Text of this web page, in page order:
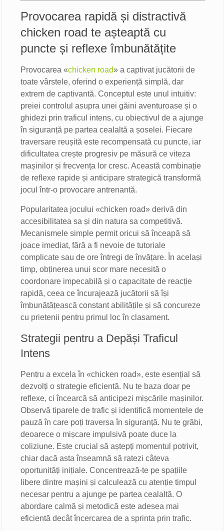
Provocarea rapidă și distractivă
chicken road te așteaptă cu
puncte și reflexe îmbunătățite
Provocarea «chicken road» a captivat jucătorii de
toate vârstele, oferind o experiență simplă, dar
extrem de captivantă. Conceptul este unul intuitiv:
preiei controlul asupra unei găini aventuroase și o
ghidezi prin traficul intens, cu obiectivul de a ajunge
în siguranță pe partea cealaltă a șoselei. Fiecare
traversare reușită este recompensată cu puncte, iar
dificultatea crește progresiv pe măsură ce viteza
mașinilor și frecvența lor cresc. Această combinație
de reflexe rapide și anticipare strategică transformă
jocul într-o provocare antrenantă.
Popularitatea jocului «chicken road» derivă din
accesibilitatea sa și din natura sa competitivă.
Mecanismele simple permit oricui să înceapă să
joace imediat, fără a fi nevoie de tutoriale
complicate sau de ore întregi de învățare. În același
timp, obținerea unui scor mare necesită o
coordonare impecabilă și o capacitate de reacție
rapidă, ceea ce încurajează jucătorii să își
îmbunătățească constant abilitățile și să concureze
cu prietenii pentru primul loc în clasament.
Strategii pentru a Depăși Traficul
Intens
Pentru a excela în «chicken road», este esențial să
dezvolți o strategie eficientă. Nu te baza doar pe
reflexe, ci încearcă să anticipezi mișcările mașinilor.
Observă tiparele de trafic și identifică momentele de
pauză în care poți traversa în siguranță. Nu te grăbi,
deoarece o mișcare impulsivă poate duce la
coliziune. Este crucial să aștepți momentul potrivit,
chiar dacă asta înseamnă să ratezi câteva
oportunități inițiale. Concentrează-te pe spațiile
libere dintre mașini și calculează cu atenție timpul
necesar pentru a ajunge pe partea cealaltă. O
abordare calmă și metodică este adesea mai
eficientă decât încercarea de a sprinta prin trafic.